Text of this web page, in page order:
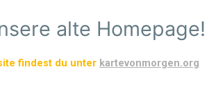
alte Homepage!
findest du unter kartevonmorgen.org